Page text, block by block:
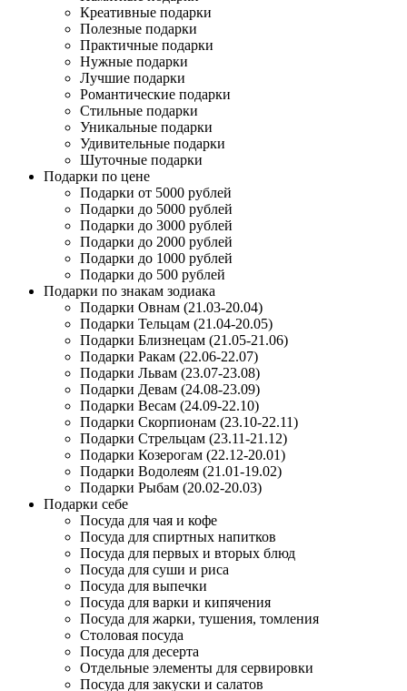
Креативные подарки
Полезные подарки
Практичные подарки
Нужные подарки
Лучшие подарки
Романтические подарки
Стильные подарки
Уникальные подарки
Удивительные подарки
Шуточные подарки
Подарки по цене
Подарки от 5000 рублей
Подарки до 5000 рублей
Подарки до 3000 рублей
Подарки до 2000 рублей
Подарки до 1000 рублей
Подарки до 500 рублей
Подарки по знакам зодиака
Подарки Овнам (21.03-20.04)
Подарки Тельцам (21.04-20.05)
Подарки Близнецам (21.05-21.06)
Подарки Ракам (22.06-22.07)
Подарки Львам (23.07-23.08)
Подарки Девам (24.08-23.09)
Подарки Весам (24.09-22.10)
Подарки Скорпионам (23.10-22.11)
Подарки Стрельцам (23.11-21.12)
Подарки Козерогам (22.12-20.01)
Подарки Водолеям (21.01-19.02)
Подарки Рыбам (20.02-20.03)
Подарки себе
Посуда для чая и кофе
Посуда для спиртных напитков
Посуда для первых и вторых блюд
Посуда для суши и риса
Посуда для выпечки
Посуда для варки и кипячения
Посуда для жарки, тушения, томления
Столовая посуда
Посуда для десерта
Отдельные элементы для сервировки
Посуда для закуски и салатов